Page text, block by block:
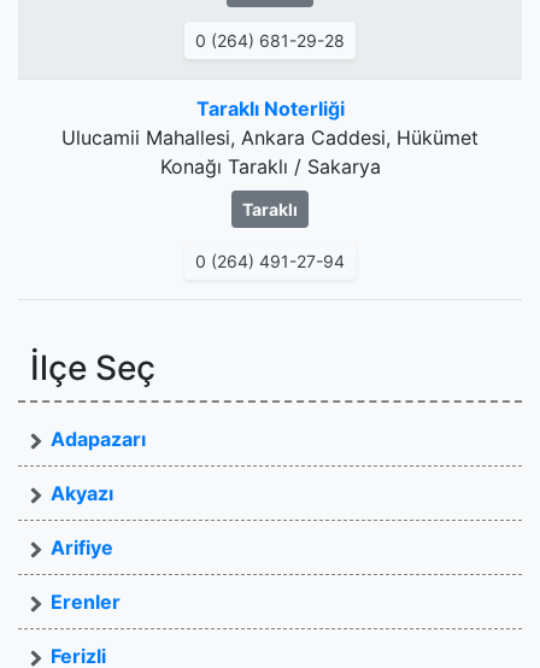
0 (264) 681-29-28
Taraklı Noterliği
Ulucamii Mahallesi, Ankara Caddesi, Hükümet
Konağı Taraklı / Sakarya
Taraklı
0 (264) 491-27-94
İlçe Seç
Adapazarı
Akyazı
Arifiye
Erenler
Ferizli